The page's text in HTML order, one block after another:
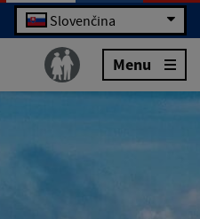
Slovenčina
Menu